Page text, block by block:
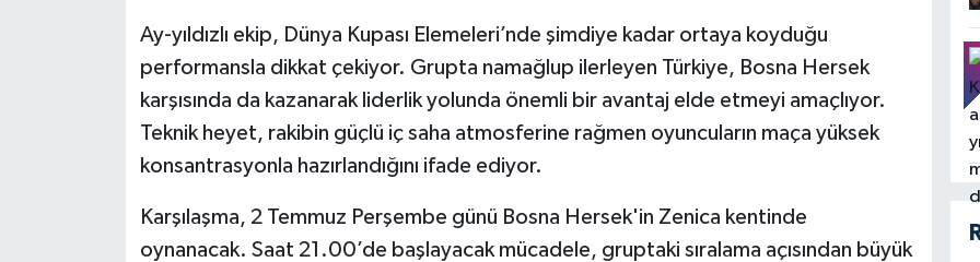
Ay-yıldızlı ekip, Dünya Kupası Elemeleri’nde şimdiye kadar ortaya koyduğu
performansla dikkat çekiyor. Grupta namağlup ilerleyen Türkiye, Bosna Hersek
karşısında da kazanarak liderlik yolunda önemli bir avantaj elde etmeyi amaçlıyor.
Teknik heyet, rakibin güçlü iç saha atmosferine rağmen oyuncuların maça yüksek
konsantrasyonla hazırlandığını ifade ediyor.
Karşılaşma, 2 Temmuz Perşembe günü Bosna Hersek'in Zenica kentinde
oynanacak. Saat 21.00’de başlayacak mücadele, gruptaki sıralama açısından büyük